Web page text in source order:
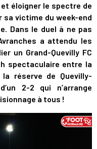
éloigner le spectre de
sa victime du week-end
Dans le duel à ne pas
a attendu les
un Grand-Quevilly FC
spectaculaire entre la
réserve de Quevilly-
2-2 qui n’arrange
à tous !